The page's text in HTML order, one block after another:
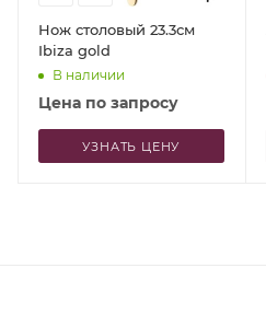
Нож столовый 23.3см
Ibiza gold
В наличии
Цена по запросу
УЗНАТЬ ЦЕНУ